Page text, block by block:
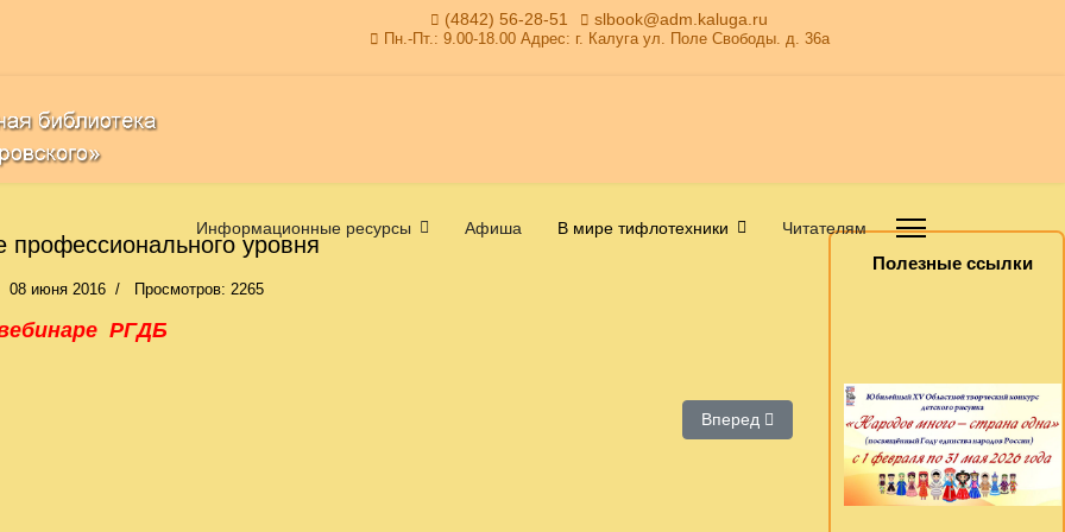
(4842) 56-28-51 slbook@adm.kaluga.ru
Пн.-Пт.: 9.00-18.00 Адрес: г. Калуга ул. Поле Свободы. д. 36а
Информационные ресурсы Афиша В мире тифлотехники Читателям
уровня
08 июня 2016 Просмотров: 2265
РГДБ
в заседании информационно-просветительского межнационального устного журнала «Лад»Следующий: Участие в вебинаре РГДБ
Вперед
Полезные ссылки